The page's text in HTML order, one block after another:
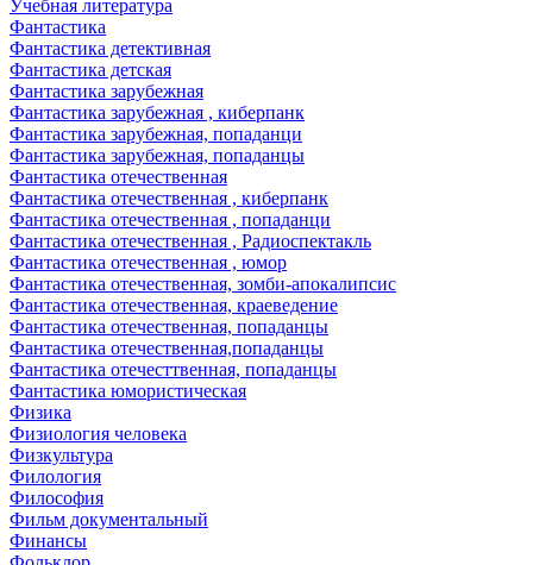
Учебная литература
Фантастика
Фантастика детективная
Фантастика детская
Фантастика зарубежная
Фантастика зарубежная , киберпанк
Фантастика зарубежная, попаданци
Фантастика зарубежная, попаданцы
Фантастика отечественная
Фантастика отечественная , киберпанк
Фантастика отечественная , попаданци
Фантастика отечественная , Радиоспектакль
Фантастика отечественная , юмор
Фантастика отечественная, зомби-апокалипсис
Фантастика отечественная, краеведение
Фантастика отечественная, попаданцы
Фантастика отечественная,попаданцы
Фантастика отечесттвенная, попаданцы
Фантастика юмористическая
Физика
Физиология человека
Физкультура
Филология
Философия
Фильм документальный
Финансы